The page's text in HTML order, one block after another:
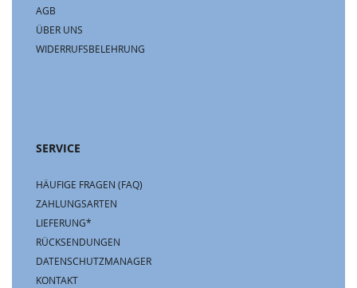
AGB
ÜBER UNS
WIDERRUFSBELEHRUNG
SERVICE
HÄUFIGE FRAGEN (FAQ)
ZAHLUNGSARTEN
LIEFERUNG*
RÜCKSENDUNGEN
DATENSCHUTZMANAGER
KONTAKT